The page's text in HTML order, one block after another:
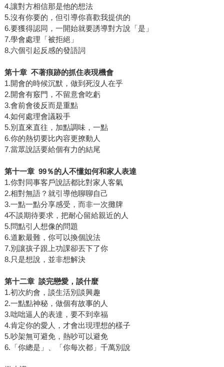
4.讓對方相信那是他的想法
5.沒有你要的，但引導你喜歡我提供的
6.要獲得認同，一開始就要誘導對方說「是」
7.學會處理「被拒絕」
8.六個引起反感的發語詞
第十章 不著痕跡的抓住表現機會
1.開會的時候沉默，做到死沒人在乎
2.開會有竅門，不留意會吃虧
3.會前會後反而是重點
4.如何處理會議殺手
5.別直來直往，加點調味，一點
6.你的熱切要比內容更撩動人
7.當眾說話要給個有力的結尾
第十一章99％的人不懂如何和家人表達
1.你對同事客戶說話都比對家人客氣
2.相對無語？就引導他聊聊自己
3.一點一點分享感受，而非一次攤牌
4不談期待要求，把耐心留給親近的人
5.問點引人想像的問題
6.道歉最難，你可以換個說法
7.別讓孩子跟上功課卻丟下了你
8.只是想說，並非想解決
第十二章 談完戀愛，談什麼
1.初次約會，談生活別談興趣
2.一點點神秘，做個有故事的人
3.咄咄逼人的表達，要不到幸福
4.肯定你的愛人，才會出現理想的樣子
5.吵架無可避免，熱吵可以避免
6.「你總是」、「你每次都」千萬別說